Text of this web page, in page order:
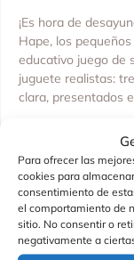
Para ofrecer las
cookies para
consentimiento de
el comportamiento de
sitio. No consentir o
negativamente a
¡Es hora de
Hape, los
educativo juego de
juguete realistas:
clara, presentados
experiencia de
la coordinación y
para juegos de rol
Características
?? Juego completo